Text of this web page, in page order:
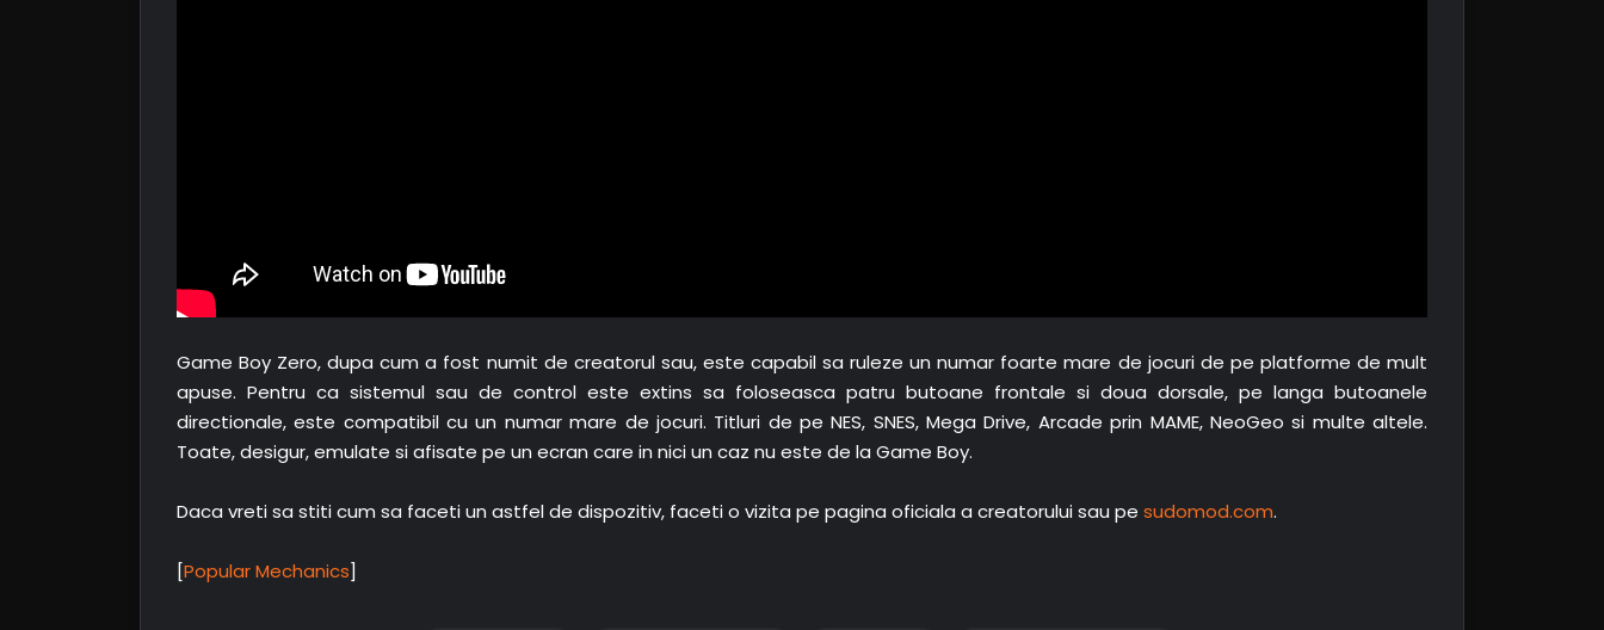
Game Boy Zero, dupa cum a fost numit de creatorul sau, este capabil sa ruleze un numar foarte mare de jocuri de pe platforme de mult
apuse. Pentru ca sistemul sau de control este extins sa foloseasca patru butoane frontale si doua dorsale, pe langa butoanele
directionale, este compatibil cu un numar mare de jocuri. Titluri de pe NES, SNES, Mega Drive, Arcade prin MAME, NeoGeo si multe altele.
Toate, desigur, emulate si afisate pe un ecran care in nici un caz nu este de la Game Boy.
Daca vreti sa stiti cum sa faceti un astfel de dispozitiv, faceti o vizita pe pagina oficiala a creatorului sau pe sudomod.com.
[Popular Mechanics]